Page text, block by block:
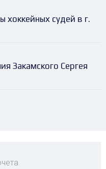
хоккейных судей в г.
Закамского Сергея